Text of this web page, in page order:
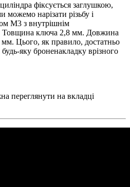
фіксується заглушкою,
можемо нарізати різьбу і
М3 з внутрішнім
Товщина ключа 2,8 мм. Довжина
Цього, як правило, достатньо
яку броненакладку врізного
переглянути на вкладці